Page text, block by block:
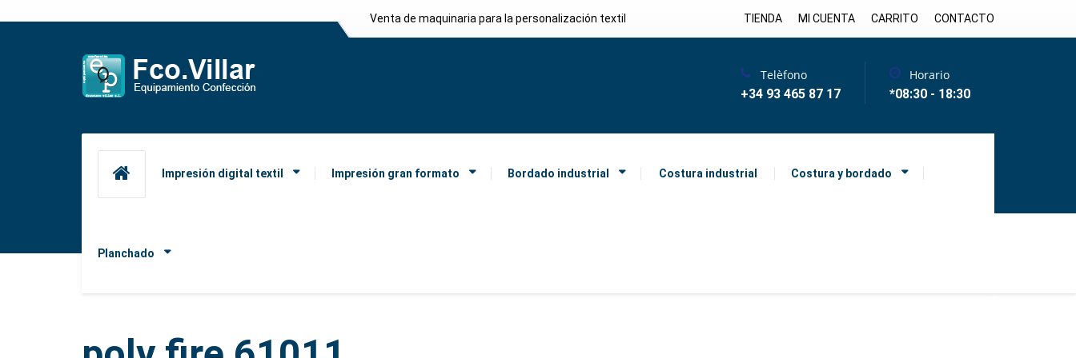
Venta de maquinaria para la personalización textil TIENDA MI CUENTA CARRITO CONTACTO
Impresión digital textil Impresión gran formato Bordado industrial Costura industrial Costura y bordado
Planchado
Telèfono
+34 93 465 87 17
Horario
*08:30 - 18:30